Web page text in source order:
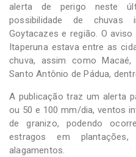
alerta de perigo neste
possibilidade de chuvas
Goytacazes e região. O
Itaperuna estava entre as
chuva, assim como Macaé,
Santo Antônio de Pádua,
A publicação traz um alerta
ou 50 e 100 mm/dia, ventos
de granizo, podendo
estragos em
alagamentos.